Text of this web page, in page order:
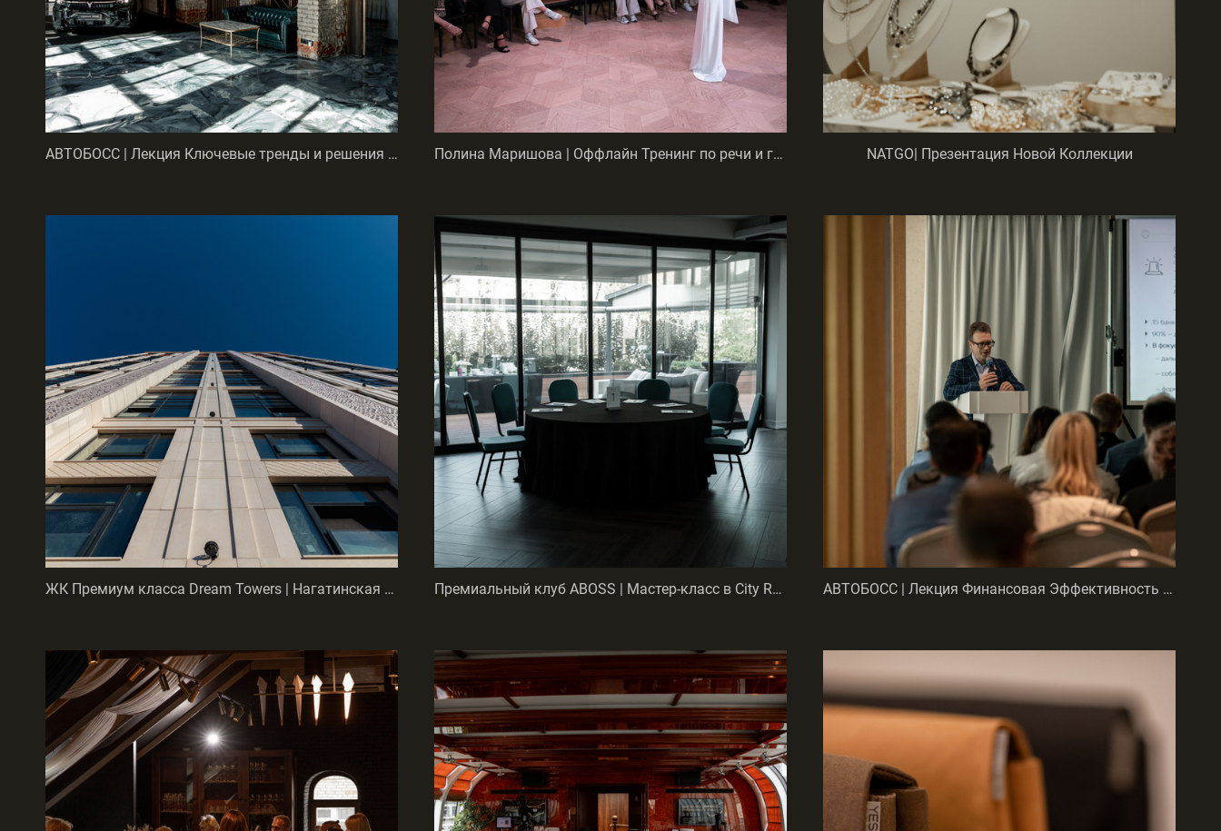
АВТОБОСС | Лекция Ключевые тренды и решения 2024 Полина Маришова | Оффлайн Тренинг по речи и голосу NATGO| Презентация Новой Коллекции
ЖК Премиум класса Dream Towers | Нагатинская пойма Премиальный клуб ABOSS | Мастер-класс в City Retreat Club АВТОБОСС | Лекция Финансовая Эффективность Автобизнеса 2025